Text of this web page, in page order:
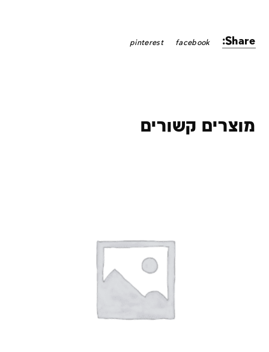
Share:
facebook
pinterest
מוצרים קשורים